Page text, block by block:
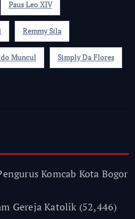
Paus Leo XIV
Remmy Sila
Muncul Simply Da Flores
Komcab Kota Bogor
Gereja Katolik (52,446)